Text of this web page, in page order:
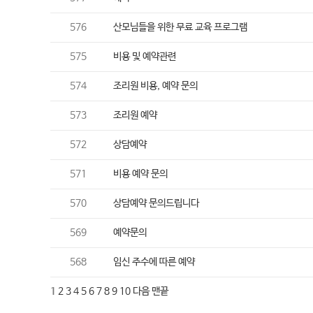
576 산모님들을 위한 무료 교육 프로그램
575 비용 및 예약관련
574 조리원 비용, 예약 문의
573 조리원 예약
572 상담예약
571 비용 예약 문의
570 상담예약 문의드립니다
569 예약문의
568 임신 주수에 따른 예약
1 2 3456789 10 다음 맨끝